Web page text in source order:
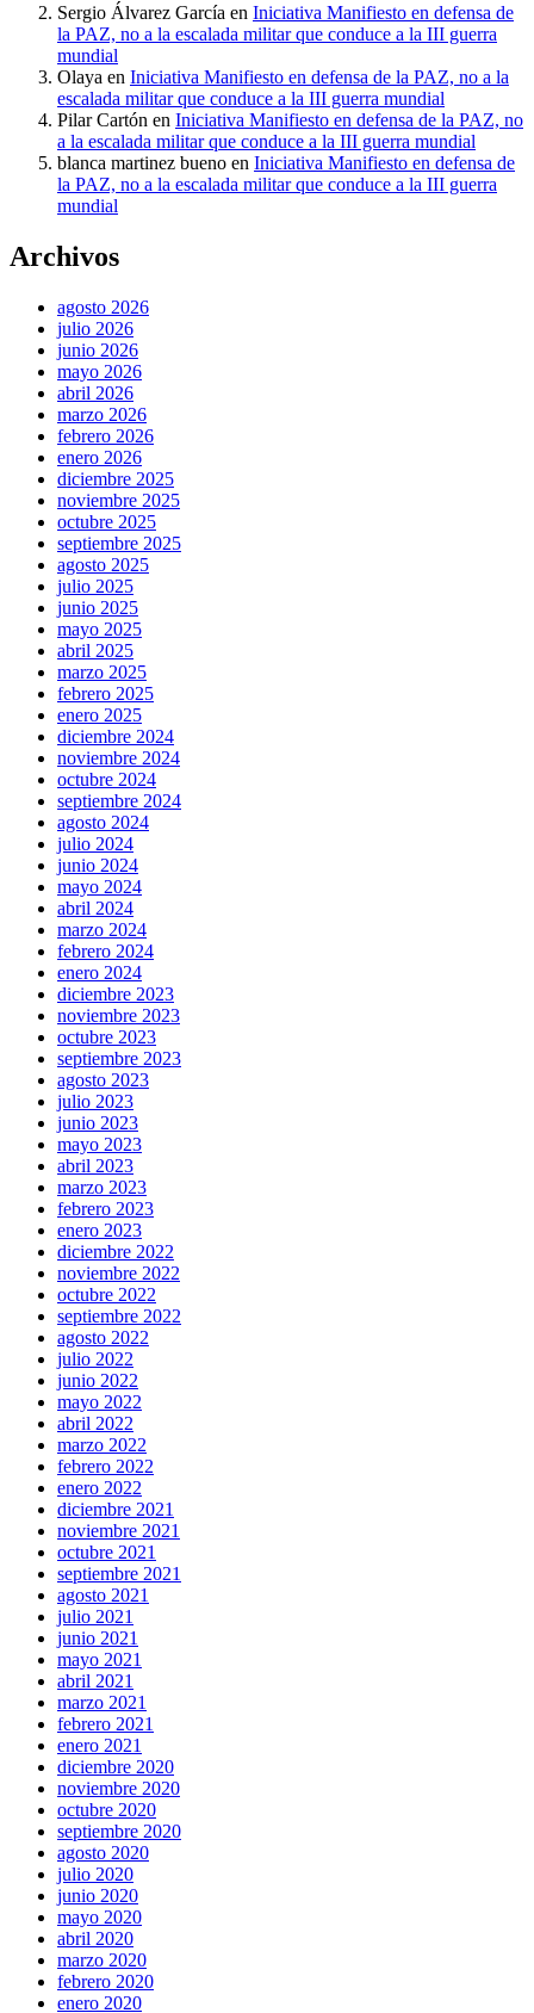
Sergio Álvarez García en Iniciativa Manifiesto en defensa de
la PAZ, no a la escalada militar que conduce a la III guerra
mundial
Olaya en Iniciativa Manifiesto en defensa de la PAZ, no a la
escalada militar que conduce a la III guerra mundial
Pilar Cartón en Iniciativa Manifiesto en defensa de la PAZ, no
a la escalada militar que conduce a la III guerra mundial
blanca martinez bueno en Iniciativa Manifiesto en defensa de
la PAZ, no a la escalada militar que conduce a la III guerra
mundial
Archivos
agosto 2026
julio 2026
junio 2026
mayo 2026
abril 2026
marzo 2026
febrero 2026
enero 2026
diciembre 2025
noviembre 2025
octubre 2025
septiembre 2025
agosto 2025
julio 2025
junio 2025
mayo 2025
abril 2025
marzo 2025
febrero 2025
enero 2025
diciembre 2024
noviembre 2024
octubre 2024
septiembre 2024
agosto 2024
julio 2024
junio 2024
mayo 2024
abril 2024
marzo 2024
febrero 2024
enero 2024
diciembre 2023
noviembre 2023
octubre 2023
septiembre 2023
agosto 2023
julio 2023
junio 2023
mayo 2023
abril 2023
marzo 2023
febrero 2023
enero 2023
diciembre 2022
noviembre 2022
octubre 2022
septiembre 2022
agosto 2022
julio 2022
junio 2022
mayo 2022
abril 2022
marzo 2022
febrero 2022
enero 2022
diciembre 2021
noviembre 2021
octubre 2021
septiembre 2021
agosto 2021
julio 2021
junio 2021
mayo 2021
abril 2021
marzo 2021
febrero 2021
enero 2021
diciembre 2020
noviembre 2020
octubre 2020
septiembre 2020
agosto 2020
julio 2020
junio 2020
mayo 2020
abril 2020
marzo 2020
febrero 2020
enero 2020